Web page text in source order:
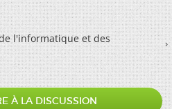
l'informatique et des
À LA DISCUSSION